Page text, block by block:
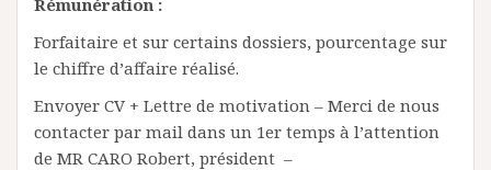
Forfaitaire et sur certains dossiers, pourcentage sur
le chiffre d’affaire réalisé.
Envoyer CV + Lettre de motivation – Merci de nous
contacter par mail dans un 1er temps à l’attention
de MR CARO Robert, président –